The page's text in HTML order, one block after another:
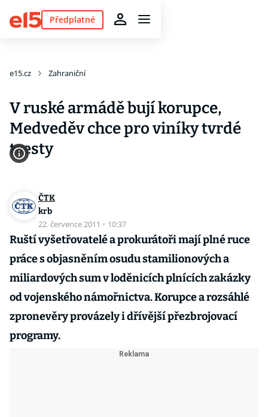
Předplatné
e15.cz Zahraniční
V ruské armádě bují korupce,
Medveděv chce pro viníky tvrdé
tresty
ČTK
krb
22. července 2011 · 10:37
Ruští vyšetřovatelé a prokurátoři mají plné ruce
práce s objasněním osudu stamilionových a
miliardových sum v loděnicích plnících zakázky
od vojenského námořnictva. Korupce a rozsáhlé
zpronevěry provázely i dřívější přezbrojovací
programy.